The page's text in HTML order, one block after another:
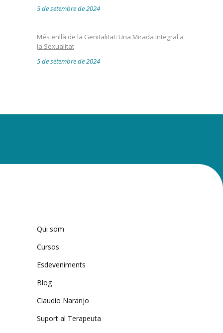
5 de setembre de 2024
Més enllà de la Genitalitat: Una Mirada Integral a
la Sexualitat
5 de setembre de 2024
Qui som
Cursos
Esdeveniments
Blog
Claudio Naranjo
Suport al Terapeuta